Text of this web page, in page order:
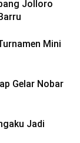
Jolloro
Mini
Gelar Nobar
Jadi